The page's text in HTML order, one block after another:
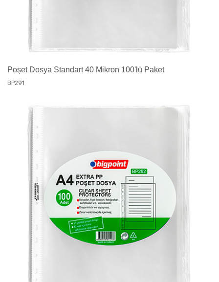
Poşet Dosya Standart 40 Mikron 100'lü Paket
BP291